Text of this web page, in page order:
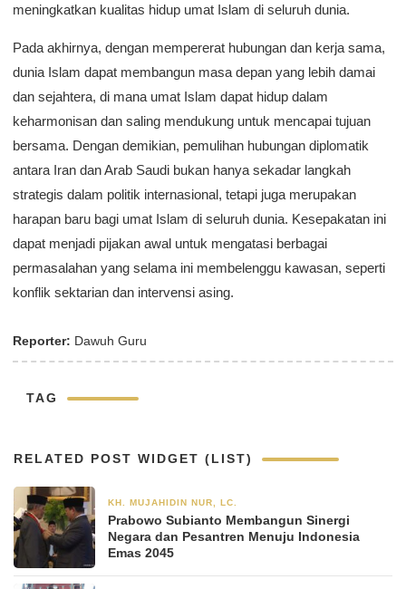
meningkatkan kualitas hidup umat Islam di seluruh dunia.
Pada akhirnya, dengan mempererat hubungan dan kerja sama,
dunia Islam dapat membangun masa depan yang lebih damai
dan sejahtera, di mana umat Islam dapat hidup dalam
keharmonisan dan saling mendukung untuk mencapai tujuan
bersama. Dengan demikian, pemulihan hubungan diplomatik
antara Iran dan Arab Saudi bukan hanya sekadar langkah
strategis dalam politik internasional, tetapi juga merupakan
harapan baru bagi umat Islam di seluruh dunia. Kesepakatan ini
dapat menjadi pijakan awal untuk mengatasi berbagai
permasalahan yang selama ini membelenggu kawasan, seperti
konflik sektarian dan intervensi asing.
Reporter: Dawuh Guru
TAG
RELATED POST WIDGET (LIST)
KH. MUJAHIDIN NUR, LC.
Prabowo Subianto Membangun Sinergi
Negara dan Pesantren Menuju Indonesia
Emas 2045